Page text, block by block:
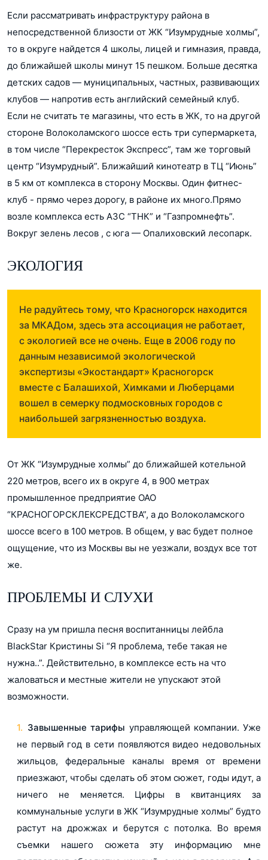
Если рассматривать инфраструктуру района в
непосредственной близости от ЖК “Изумрудные холмы”,
то в округе найдется 4 школы, лицей и гимназия, правда,
до ближайшей школы минут 15 пешком. Больше десятка
детских садов — муниципальных, частных, развивающих
клубов — напротив есть английский семейный клуб.
Если не считать те магазины, что есть в ЖК, то на другой
стороне Волоколамского шоссе есть три супермаркета,
в том числе “Перекресток Экспресс”, там же торговый
центр “Изумрудный”. Ближайший кинотеатр в ТЦ “Июнь”
в 5 км от комплекса в сторону Москвы. Один фитнес-
клуб - прямо через дорогу, в районе их много.Прямо
возле комплекса есть АЗС “ТНК” и “Газпромнефть”.
Вокруг зелень лесов , с юга — Опалиховский лесопарк.
ЭКОЛОГИЯ
Не радуйтесь тому, что Красногорск находится
за МКАДом, здесь эта ассоциация не работает,
с экологией все не очень. Еще в 2006 году по
данным независимой экологической
экспертизы «Экостандарт» Красногорск
вместе с Балашихой, Химками и Люберцами
вошел в семерку подмосковных городов с
наибольшей загрязненностью воздуха.
От ЖК “Изумрудные холмы” до ближайшей котельной
220 метров, всего их в округе 4, в 900 метрах
промышленное предприятие ОАО
“КРАСНОГОРСКЛЕКСРЕДСТВА”, а до Волоколамского
шоссе всего в 100 метров. В общем, у вас будет полное
ощущение, что из Москвы вы не уезжали, воздух все тот
же.
ПРОБЛЕМЫ И СЛУХИ
Сразу на ум пришла песня воспитанницы лейбла
BlackStar Кристины Si “Я проблема, тебе такая не
нужна..”. Действительно, в комплексе есть на что
жаловаться и местные жители не упускают этой
возможности.
Завышенные тарифы управляющей компании. Уже
не первый год в сети появляются видео недовольных
жильцов, федеральные каналы время от времени
приезжают, чтобы сделать об этом сюжет, годы идут, а
ничего не меняется. Цифры в квитанциях за
коммунальные услуги в ЖК “Изумрудные холмы” будто
растут на дрожжах и берутся с потолка. Во время
съемки нашего сюжета эту информацию мне